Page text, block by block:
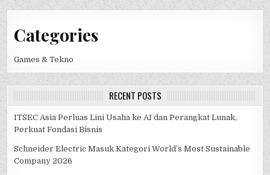
Categories
Games & Tekno
RECENT POSTS
ITSEC Asia Perluas Lini Usaha ke AI dan Perangkat Lunak,
Perkuat Fondasi Bisnis
Schneider Electric Masuk Kategori World’s Most Sustainable
Company 2026